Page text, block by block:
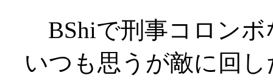
BShiで刑事コロンボ
いつも思うが敵に回